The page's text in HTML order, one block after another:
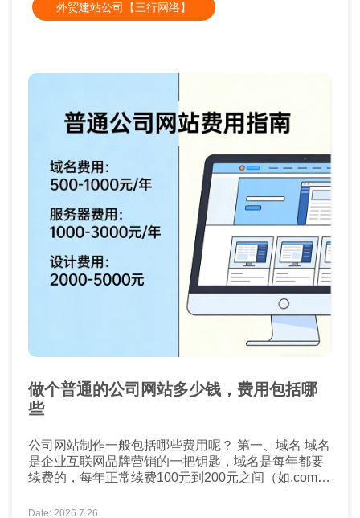
外贸建站公司【三行网络】
做个普通的公司网站多少钱，费用包括哪
些
公司网站制作一般包括哪些费用呢？ 第一、域名 域名
是企业互联网品牌营销的一把钥匙，域名是每年都要
续费的，每年正常续费100元到200元之间（如.com
第二、空间 空间也称之为服务器，这个要看企业网站
Date: 2026.7.26